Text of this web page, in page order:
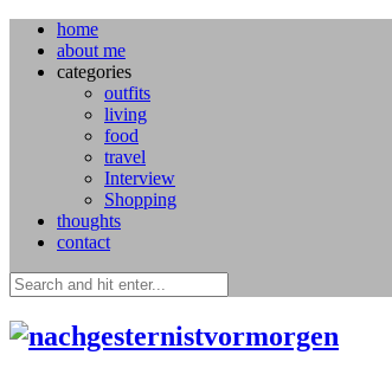
home
about me
categories
outfits
living
food
travel
Interview
Shopping
thoughts
contact